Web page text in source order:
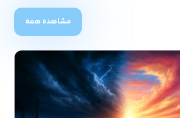
مشاهده همه